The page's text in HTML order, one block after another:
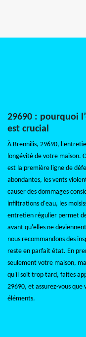
29690 : pourquoi
est crucial
À Brennilis, 29690,
longévité de votre maison.
est la première ligne de
abondantes, les vents
causer des dommages
infiltrations d'eau, les
entretien régulier permet
avant qu'elles ne
nous recommandons des
reste en parfait état. En
seulement votre maison,
qu'il soit trop tard, faites
29690, et assurez-vous
éléments.